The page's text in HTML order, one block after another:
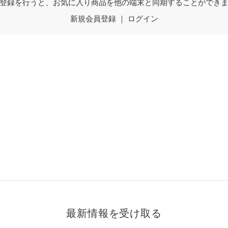
録を行うと、お気に入り商品を他の端末と同期することができ
新規会員登録｜ ログイン
最新情報を受け取る